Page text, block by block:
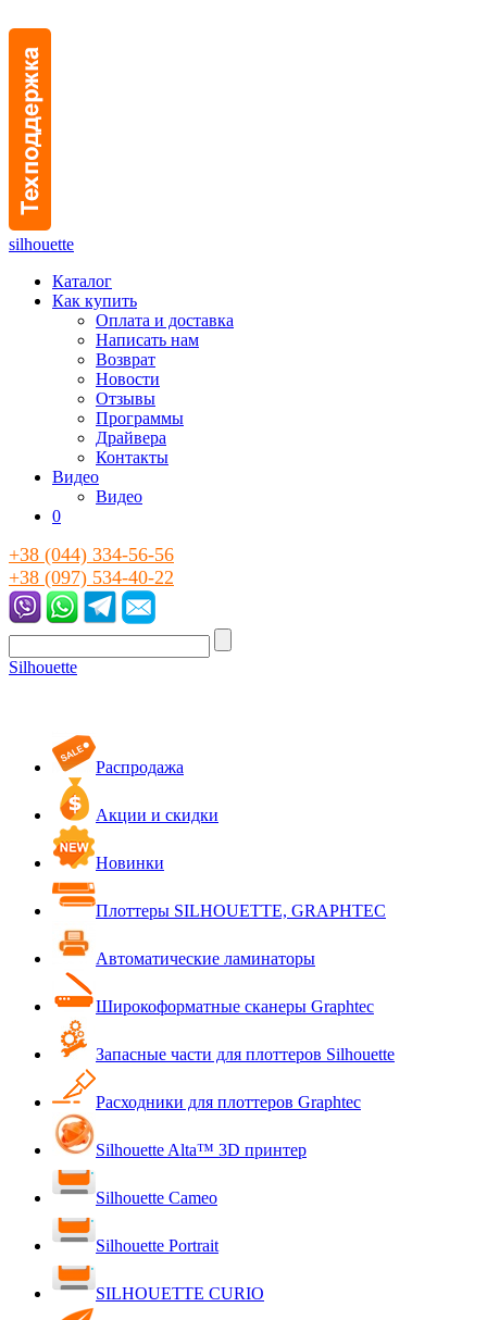
silhouette
Каталог
Как купить
Оплата и доставка
Написать нам
Возврат
Новости
Отзывы
Программы
Драйвера
Контакты
Видео
Видео
0
+38 (044) 334-56-56
+38 (097) 534-40-22
Silhouette
Распродажа
Акции и скидки
Новинки
Плоттеры SILHOUETTE, GRAPHTEC
Автоматические ламинаторы
Широкоформатные сканеры Graphtec
Запасные части для плоттеров Silhouette
Расходники для плоттеров Graphtec
Silhouette Alta™ 3D принтер
Silhouette Cameo
Silhouette Portrait
SILHOUETTE CURIO